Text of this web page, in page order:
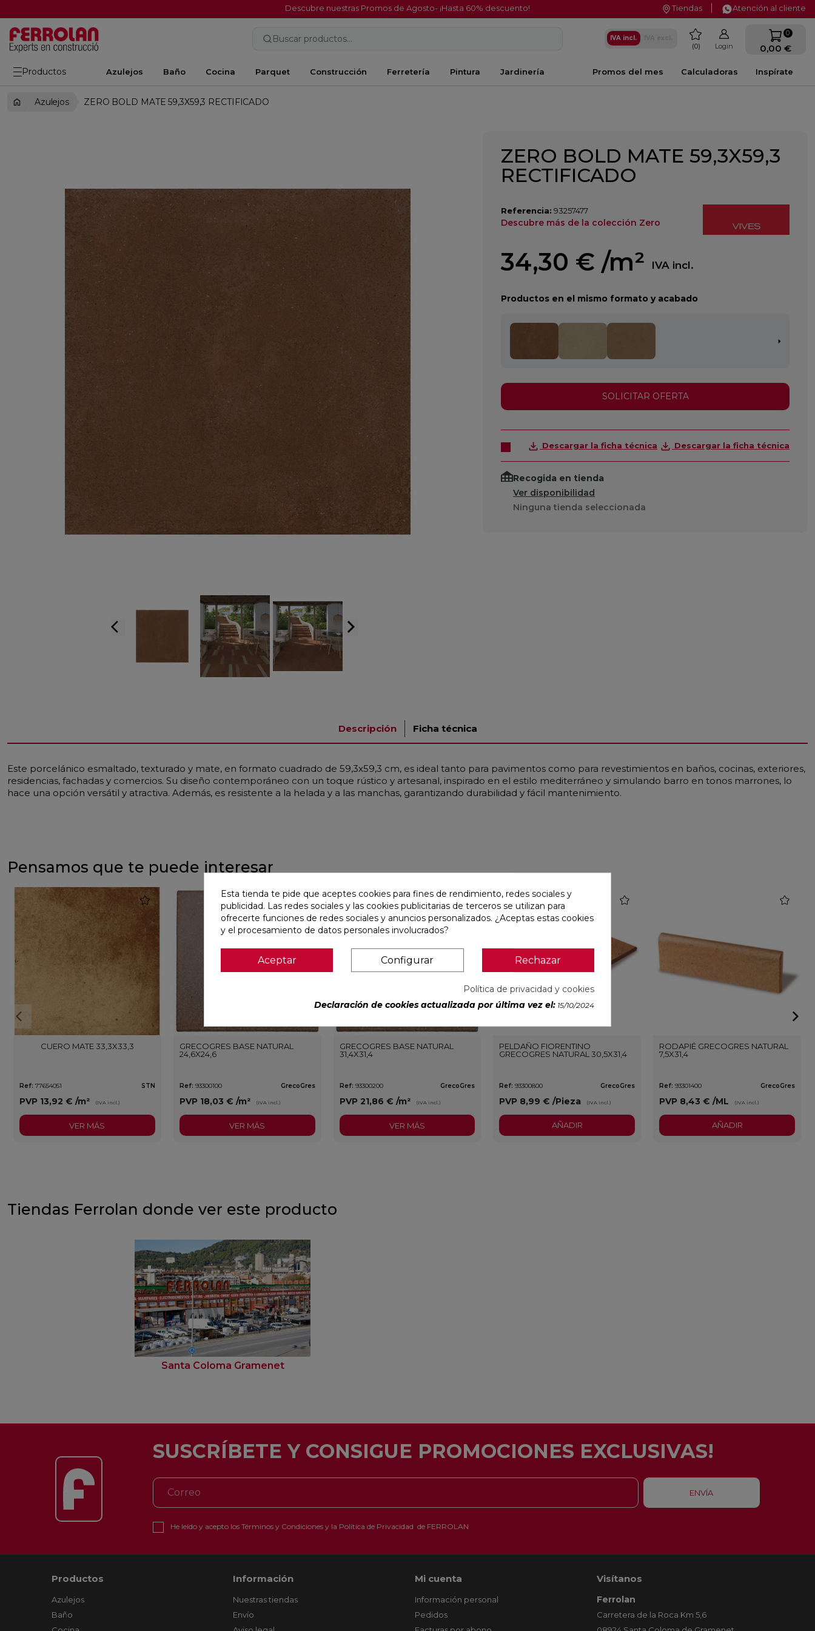
Descubre nuestras Promos de Agosto- ¡Hasta 60% descuento! Tiendas Atención al cliente
Buscar productos... IVA incl. favorite
0 Login
0
0,00 €
Productos Azulejos Baño Cocina Parquet Construcción Ferretería Pintura Jardinería Inspírate
Calculadoras
Promos del mes
Azulejos ZERO BOLD MATE 59,3X59,3 RECTIFICADO
arrow_back_ios arrow_forward_ios
ZERO BOLD MATE 59,3X59,3
RECTIFICADO
Referencia: 93257477
Descubre más de la colección Zero
34,30 € /m² IVA incl.
Productos en el mismo formato y acabado
SOLICITAR OFERTA
Descargar la ficha técnica Descargar la ficha técnica
Recogida en tienda
Ver disponibilidad
Ninguna tienda seleccionada
Descripción Ficha técnica
Este porcelánico esmaltado, texturado y mate, en formato cuadrado de 59,3x59,3 cm, es ideal tanto para pavimentos como para revestimientos en baños, cocinas, exteriores,
residencias, fachadas y comercios. Su diseño contemporáneo con un toque rústico y artesanal, inspirado en el estilo mediterráneo y simulando barro en tonos marrones, lo
hace una opción versátil y atractiva. Además, es resistente a la helada y a las manchas, garantizando durabilidad y fácil mantenimiento.
Pensamos que te puede interesar
CUERO MATE 33,3X33,3
Ref: 77654051 STN
PVP 13,92 € /m² (IVA incl.)
favorite
VER MÁS
GRECOGRES BASE NATURAL
24,6X24,6
Ref: 93300100 GrecoGres
PVP 18,03 € /m² (IVA incl.)
favorite
VER MÁS
GRECOGRES BASE NATURAL
31,4X31,4
Ref: 93300200 GrecoGres
PVP 21,86 € /m² (IVA incl.)
favorite
VER MÁS
PELDAÑO FIORENTINO
GRECOGRES NATURAL 30,5X31,4
Ref: 93300800 GrecoGres
PVP 8,99 €/Pieza (IVA incl.)
AÑADIR
RODAPIÉ GRECOGRES NATURAL
7,5X31,4
Ref: 93301400 GrecoGres
PVP 8,43 €/ML (IVA incl.)
favorite
AÑADIR
Tiendas Ferrolan donde ver este producto
Santa Coloma Gramenet
SUSCRÍBETE Y CONSIGUE PROMOCIONES EXCLUSIVAS!
He leído y acepto los Términos y Condicionesy la Política de Privacidad de FERROLAN
Productos
Azulejos
Baño
Información
Nuestras tiendas
Envío
Mi cuenta
Información personal
Pedidos
Visítanos
Ferrolan
Carretera de la Roca Km 5,6
Esta tienda te pide que aceptes cookies para fines de rendimiento, redes sociales y
publicidad. Las redes sociales y las cookies publicitarias de terceros se utilizan para
ofrecerte funciones de redes sociales y anuncios personalizados. ¿Aceptas estas cookies
y el procesamiento de datos personales involucrados?
Aceptar Configurar Rechazar
Política de privacidad y cookies
Declaración de cookies actualizada por última vez el: 15/10/2024